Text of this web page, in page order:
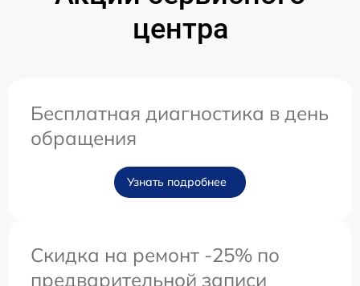
центра
Бесплатная диагностика в день
обращения
Узнать подробнее
Скидка на ремонт -25% по
предварительной записи